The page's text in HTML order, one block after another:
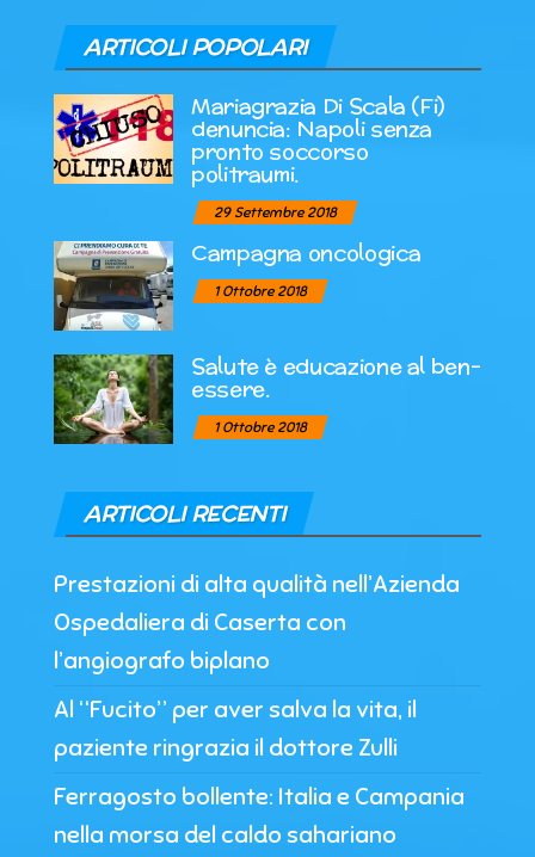
ARTICOLI POPOLARI
Mariagrazia Di Scala (Fi)
denuncia: Napoli senza
pronto soccorso
politraumi.
29 Settembre 2018
Campagna oncologica
1 Ottobre 2018
Salute è educazione al ben-
essere.
1 Ottobre 2018
ARTICOLI RECENTI
Prestazioni di alta qualità nell’Azienda
Ospedaliera di Caserta con
l’angiografo biplano
Al “Fucito” per aver salva la vita, il
paziente ringrazia il dottore Zulli
Ferragosto bollente: Italia e Campania
nella morsa del caldo sahariano